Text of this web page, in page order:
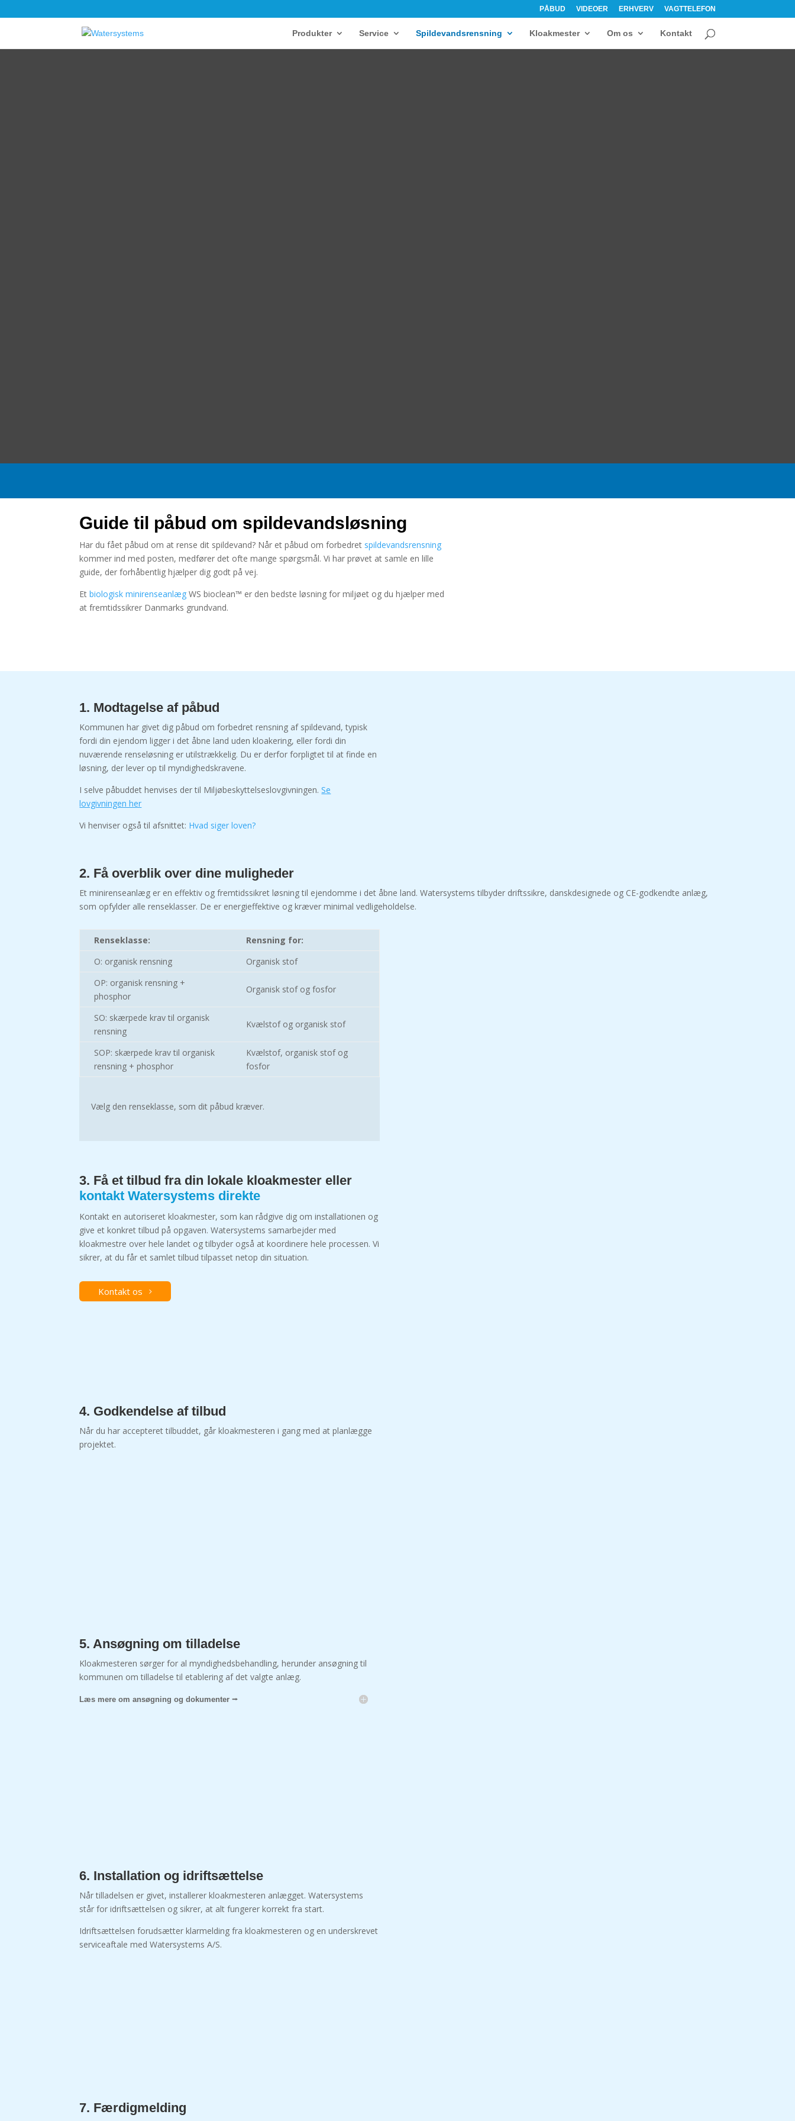
PÅBUD VIDEOER ERHVERV VAGTTELEFON
Produkter Service Spildevandsrensning Kloakmester Om os Kontakt
Guide til påbud om spildevandsløsning
Har du fået påbud om at rense dit spildevand? Når et påbud om forbedret spildevandsrensning
kommer ind med posten, medfører det ofte mange spørgsmål.Vi har prøvet at samle en lille
guide, der forhåbentlig hjælper dig godt på vej.
Etbiologisk minirenseanlæg WS bioclean™ er den bedste løsning for miljøet og du hjælper med
at fremtidssikrer Danmarks grundvand.
1. Modtagelse af påbud
Kommunen har givet dig påbud om forbedret rensning af spildevand, typisk
fordi din ejendom ligger i det åbne land uden kloakering, eller fordi din
nuværende renseløsning er utilstrækkelig. Du er derfor forpligtet til at finde en
løsning, der lever op til myndighedskravene.
I selve påbuddet henvises der til Miljøbeskyttelseslovgivningen.Se
lovgivningen her
Vi henviser også til afsnittet: Hvad siger loven?
2. Få overblik over dine muligheder
Et minirenseanlæg er en effektiv og fremtidssikret løsning til ejendomme i det åbne land. Watersystems tilbyder driftssikre, danskdesignede og CE-godkendte anlæg,
som opfylder alle renseklasser. De er energieffektive og kræver minimal vedligeholdelse.
Renseklasse:
Rensning for:
O: organisk rensning
Organisk stof
OP: organisk rensning +
phosphor
Organisk stof og fosfor
SO: skærpede krav til organisk
rensning
Kvælstof og organisk stof
SOP: skærpede krav til organisk
rensning + phosphor
Kvælstof, organisk stof og
fosfor
Vælg den renseklasse, som dit påbud kræver.
3. Få et tilbud fra din lokale kloakmester eller
kontakt Watersystems direkte
Kontakt en autoriseret kloakmester, som kan rådgive dig om installationen og
give et konkret tilbud på opgaven. Watersystems samarbejder med
kloakmestre over hele landet og tilbyder også at koordinere hele processen. Vi
sikrer, at du får et samlet tilbud tilpasset netop din situation.
Kontakt os
4. Godkendelse af tilbud
Når du har accepteret tilbuddet, går kloakmesteren i gang med at planlægge
projektet.
5. Ansøgning om tilladelse
Kloakmesteren sørger for al myndighedsbehandling, herunder ansøgning til
kommunen om tilladelse til etablering af det valgte anlæg.
Læs mere om ansøgning og dokumenter ⭢
6. Installation og idriftsættelse
Når tilladelsen er givet, installerer kloakmesteren anlægget. Watersystems
står for idriftsættelsen og sikrer, at alt fungerer korrekt fra start.
Idriftsættelsen forudsætter klarmelding fra kloakmesteren og en underskrevet
serviceaftale med Watersystems A/S.
7. Færdigmelding